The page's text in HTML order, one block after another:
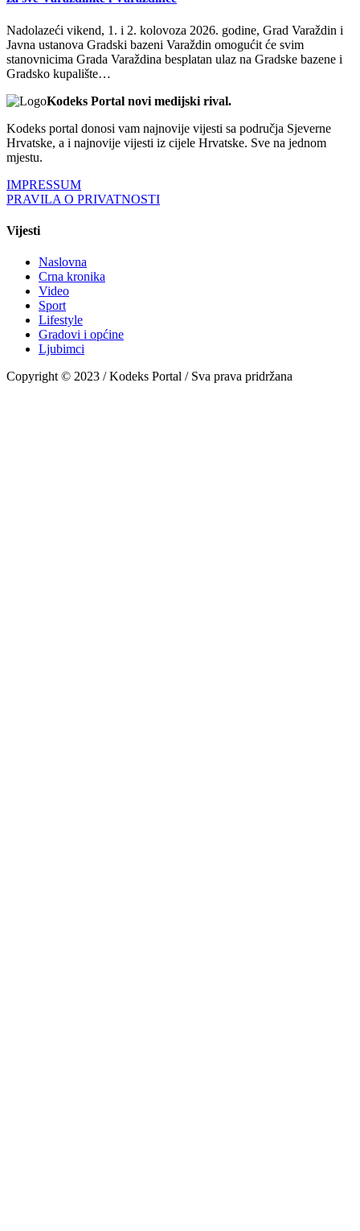
Nadolazeći vikend, 1. i 2. kolovoza 2026. godine, Grad Varaždin i
Javna ustanova Gradski bazeni Varaždin omogućit će svim
stanovnicima Grada Varaždina besplatan ulaz na Gradske bazene i
Gradsko kupalište…
Kodeks Portal novi medijski rival.
Kodeks portal donosi vam najnovije vijesti sa područja Sjeverne
Hrvatske, a i najnovije vijesti iz cijele Hrvatske. Sve na jednom
mjestu.
IMPRESSUM
PRAVILA O PRIVATNOSTI
Vijesti
Naslovna
Crna kronika
Video
Sport
Lifestyle
Gradovi i općine
Ljubimci
Copyright © 2023 / Kodeks Portal / Sva prava pridržana